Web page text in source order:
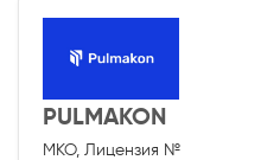
PULMAKON
МКО, Лицензия №